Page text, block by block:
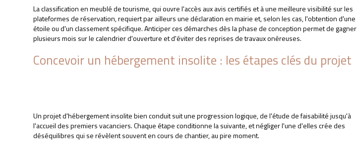
La classification en meublé de tourisme, qui ouvre l'accès aux avis certifiés et à une meilleure visibilité sur les
plateformes de réservation, requiert par ailleurs une déclaration en mairie et, selon les cas, l'obtention d'une
étoile ou d'un classement spécifique. Anticiper ces démarches dès la phase de conception permet de gagner
plusieurs mois sur le calendrier d'ouverture et d'éviter des reprises de travaux onéreuses.
Concevoir un hébergement insolite : les étapes clés du projet
Un projet d'hébergement insolite bien conduit suit une progression logique, de l'étude de faisabilité jusqu'à
l'accueil des premiers vacanciers. Chaque étape conditionne la suivante, et négliger l'une d'elles crée des
déséquilibres qui se révèlent souvent en cours de chantier, au pire moment.